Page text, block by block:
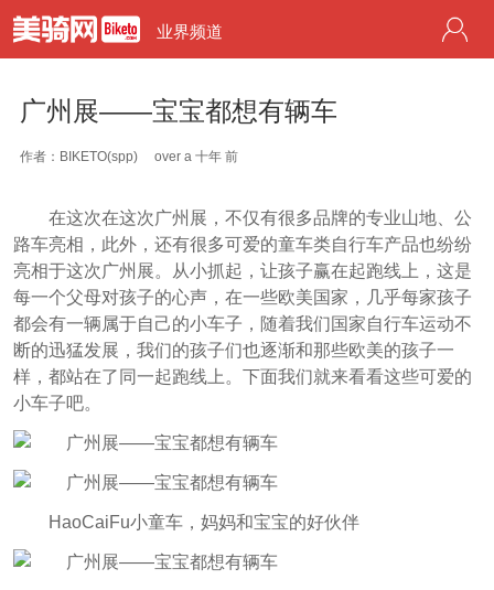
业界频道
广州展——宝宝都想有辆车
作者：BIKETO(spp) over a 十年 前
在这次在这次广州展，不仅有很多品牌的专业山地、公
路车亮相，此外，还有很多可爱的童车类自行车产品也纷纷
亮相于这次广州展。从小抓起，让孩子赢在起跑线上，这是
每一个父母对孩子的心声，在一些欧美国家，几乎每家孩子
都会有一辆属于自己的小车子，随着我们国家自行车运动不
断的迅猛发展，我们的孩子们也逐渐和那些欧美的孩子一
样，都站在了同一起跑线上。下面我们就来看看这些可爱的
小车子吧。
HaoCaiFu小童车，妈妈和宝宝的好伙伴